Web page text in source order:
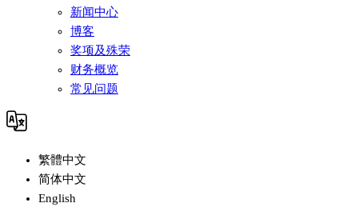
新闻中心
博客
奖项及殊荣
财务概览
常见问题
繁體中文
简体中文
English